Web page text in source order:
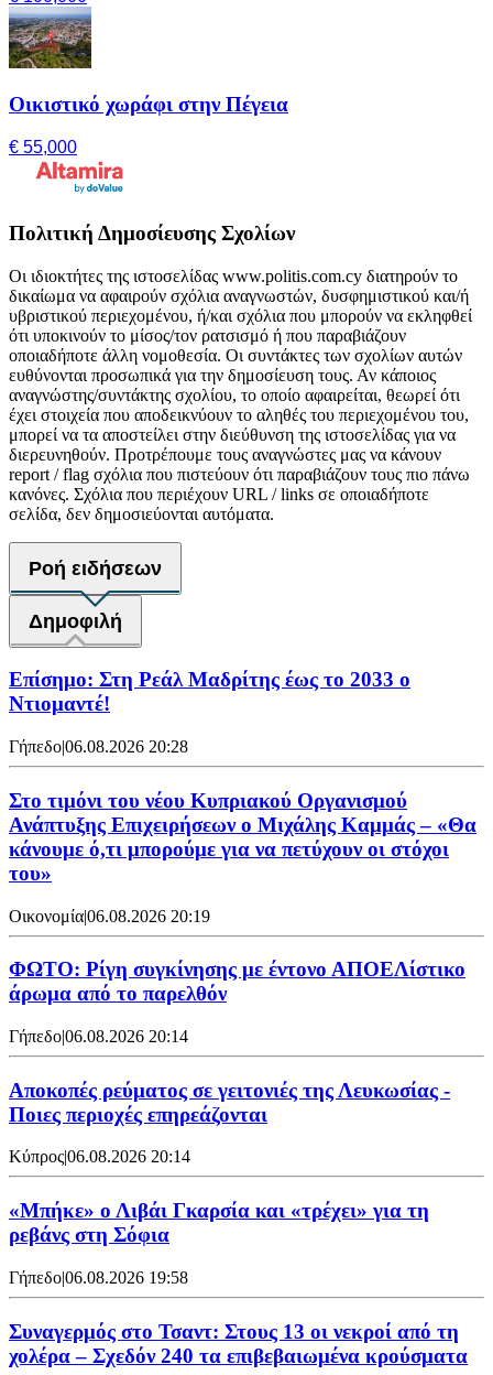
Οικιστικό χωράφι στην Πέγεια
€ 55,000
Πολιτική Δημοσίευσης Σχολίων
Οι ιδιοκτήτες της ιστοσελίδας www.politis.com.cy διατηρούν το
δικαίωμα να αφαιρούν σχόλια αναγνωστών, δυσφημιστικού και/ή
υβριστικού περιεχομένου, ή/και σχόλια που μπορούν να εκληφθεί
ότι υποκινούν το μίσος/τον ρατσισμό ή που παραβιάζουν
οποιαδήποτε άλλη νομοθεσία. Οι συντάκτες των σχολίων αυτών
ευθύνονται προσωπικά για την δημοσίευση τους. Αν κάποιος
αναγνώστης/συντάκτης σχολίου, το οποίο αφαιρείται, θεωρεί ότι
έχει στοιχεία που αποδεικνύουν το αληθές του περιεχομένου του,
μπορεί να τα αποστείλει στην διεύθυνση της ιστοσελίδας για να
διερευνηθούν. Προτρέπουμε τους αναγνώστες μας να κάνουν
report / flag σχόλια που πιστεύουν ότι παραβιάζουν τους πιο πάνω
κανόνες. Σχόλια που περιέχουν URL / links σε οποιαδήποτε
σελίδα, δεν δημοσιεύονται αυτόματα.
Ροή ειδήσεων
Δημοφιλή
Επίσημο: Στη Ρεάλ Μαδρίτης έως το 2033 ο
Ντιομαντέ!
Γήπεδο|06.08.2026 20:28
Στο τιμόνι του νέου Κυπριακού Οργανισμού
Ανάπτυξης Επιχειρήσεων ο Μιχάλης Καμμάς – «Θα
κάνουμε ό,τι μπορούμε για να πετύχουν οι στόχοι
του»
Οικονομία|06.08.2026 20:19
ΦΩΤΟ: Ρίγη συγκίνησης με έντονο ΑΠΟΕΛίστικο
άρωμα από το παρελθόν
Γήπεδο|06.08.2026 20:14
Αποκοπές ρεύματος σε γειτονιές της Λευκωσίας -
Ποιες περιοχές επηρεάζονται
Κύπρος|06.08.2026 20:14
«Μπήκε» ο Λιβάι Γκαρσία και «τρέχει» για τη
ρεβάνς στη Σόφια
Γήπεδο|06.08.2026 19:58
Συναγερμός στο Τσαντ: Στους 13 οι νεκροί από τη
χολέρα – Σχεδόν 240 τα επιβεβαιωμένα κρούσματα